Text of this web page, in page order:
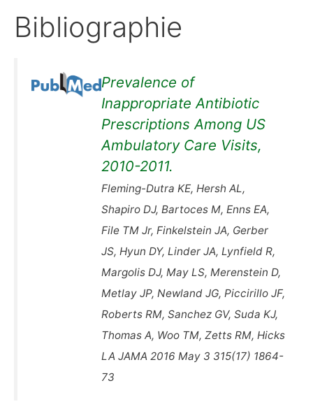
Bibliographie
Prevalence of
Inappropriate Antibiotic
Prescriptions Among US
Ambulatory Care Visits,
2010-2011.
Fleming-Dutra KE, Hersh AL,
Shapiro DJ, Bartoces M, Enns EA,
File TM Jr, Finkelstein JA, Gerber
JS, Hyun DY, Linder JA, Lynfield R,
Margolis DJ, May LS, Merenstein D,
Metlay JP, Newland JG, Piccirillo JF,
Roberts RM, Sanchez GV, Suda KJ,
Thomas A, Woo TM, Zetts RM, Hicks
LA JAMA 2016 May 3 315(17) 1864-
73